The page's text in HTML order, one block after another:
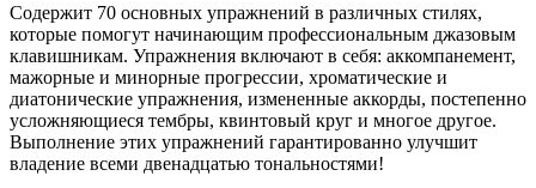
Содержит 70 основных упражнений в различных стилях,
которые помогут начинающим профессиональным джазовым
клавишникам. Упражнения включают в себя: аккомпанемент,
мажорные и минорные прогрессии, хроматические и
диатонические упражнения, измененные аккорды, постепенно
усложняющиеся тембры, квинтовый круг и многое другое.
Выполнение этих упражнений гарантированно улучшит
владение всеми двенадцатью тональностями!